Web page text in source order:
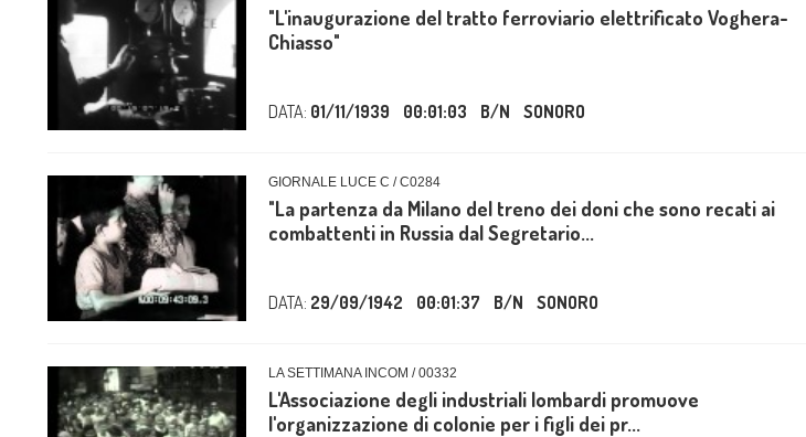
"L'inaugurazione del tratto ferroviario elettrificato Voghera-
Chiasso"
DATA: 01/11/1939 00:01:03 B/N SONORO
GIORNALE LUCE C / C0284
"La partenza da Milano del treno dei doni che sono recati ai
combattenti in Russia dal Segretario...
DATA: 29/09/1942 00:01:37 B/N SONORO
LA SETTIMANA INCOM / 00332
L'Associazione degli industriali lombardi promuove
l'organizzazione di colonie per i figli dei pr...